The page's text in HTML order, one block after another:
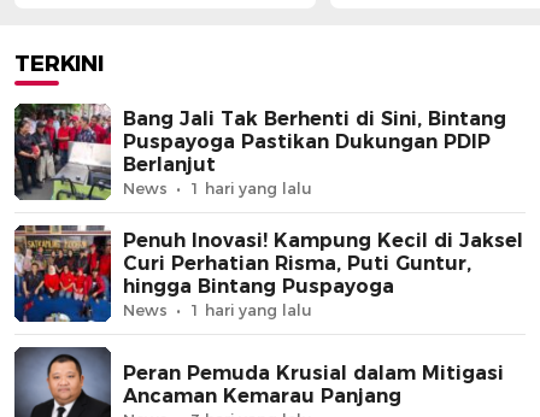
TERKINI
Bang Jali Tak Berhenti di Sini, Bintang
Puspayoga Pastikan Dukungan PDIP
Berlanjut
News 1 hari yang lalu
Penuh Inovasi! Kampung Kecil di Jaksel
Curi Perhatian Risma, Puti Guntur,
hingga Bintang Puspayoga
News 1 hari yang lalu
Peran Pemuda Krusial dalam Mitigasi
Ancaman Kemarau Panjang